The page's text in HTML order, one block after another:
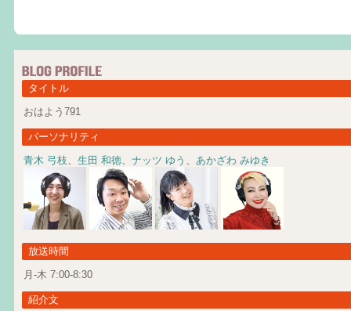
タイトル
おはよう791
パーソナリティ
青木 弓枝、 生田 和徳、 ナッツ ゆう 、 あかざわ みゆき
放送時間
月-木 7:00-8:30
紹介文